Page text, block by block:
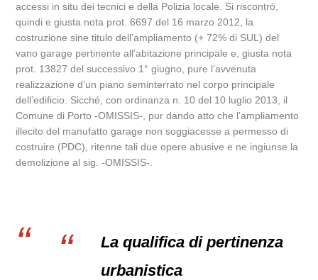
accessi in situ dei tecnici e della Polizia locale. Si riscontrò,
quindi e giusta nota prot. 6697 del 16 marzo 2012, la
costruzione sine titulo dell’ampliamento (+ 72% di SUL) del
vano garage pertinente all’abitazione principale e, giusta nota
prot. 13827 del successivo 1° giugno, pure l’avvenuta
realizzazione d’un piano seminterrato nel corpo principale
dell’edificio. Sicché, con ordinanza n. 10 del 10 luglio 2013, il
Comune di Porto -OMISSIS-, pur dando atto che l’ampliamento
illecito del manufatto garage non soggiacesse a permesso di
costruire (PDC), ritenne tali due opere abusive e ne ingiunse la
demolizione al sig. -OMISSIS-.
La qualifica di pertinenza
urbanistica